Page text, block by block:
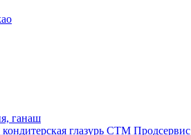
ганаш
глазурь СТМ Продсервис